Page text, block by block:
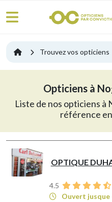
Trouvez vos opticiens
Opticiens à
Liste de nos opticiens
référence
OPTIQUE
4.5
Ouvert jusque